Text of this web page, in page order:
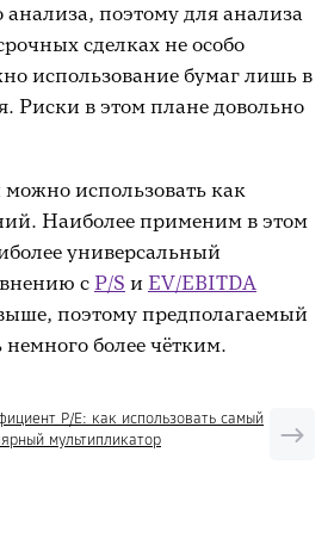
поэтому для анализа
сделках не особо
использование бумаг лишь в
Риски в этом плане довольно
использовать как
Наиболее применим в этом
универсальный
с P/S и EV/EBITDA
поэтому предполагаемый
более чётким.
P/E: как использовать самый
мультипликатор